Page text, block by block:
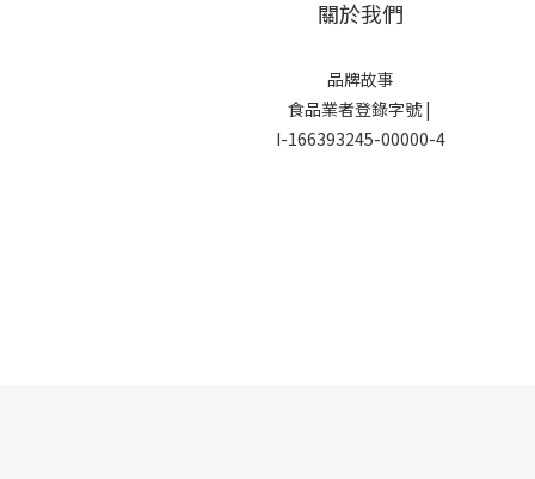
關於我們
品牌故事
食品業者登錄字號 |
I-166393245-00000-4